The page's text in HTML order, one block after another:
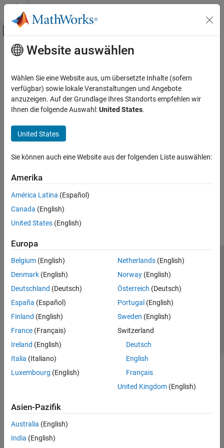
Weiter zum Inhalt
Umschaltung für Off-Canvas-
Ressource
Hauptinhalt
Website auswählen
Wählen Sie eine Website aus, um übersetzte Inhalte (sofern
verfügbar) sowie lokale Veranstaltungen und Angebote
anzuzeigen. Auf der Grundlage Ihres Standorts empfehlen wir
Ihnen die folgende Auswahl:United States.
United States
Sie können auch eine Website aus der folgenden Liste auswählen:
Amerika
América Latina (Español)
Canada (English)
United States (English)
Europa
Belgium (English)
Denmark (English)
Deutschland (Deutsch)
España (Español)
Finland (English)
France (Français)
Ireland (English)
Italia (Italiano)
Luxembourg (English)
Netherlands(English)
Norway(English)
Österreich (Deutsch)
Portugal (English)
Sweden (English)
Switzerland
Deutsch
English
Français
United Kingdom(English)
Asien-Pazifik
Australia (English)
India (English)
Trust Center
Datenschutz-Richtlinien
Datendiebstahl verhindern
Status von Anwendungen
© 1994-2026 The MathWorks, Inc.
Website auswählen
Deutschland